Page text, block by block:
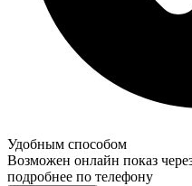
Удобным способом
Возможен онлайн показ
подробнее по телефону